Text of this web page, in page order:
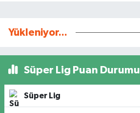
Yükleniyor...
Süper Lig Puan Durumu
Süper Lig